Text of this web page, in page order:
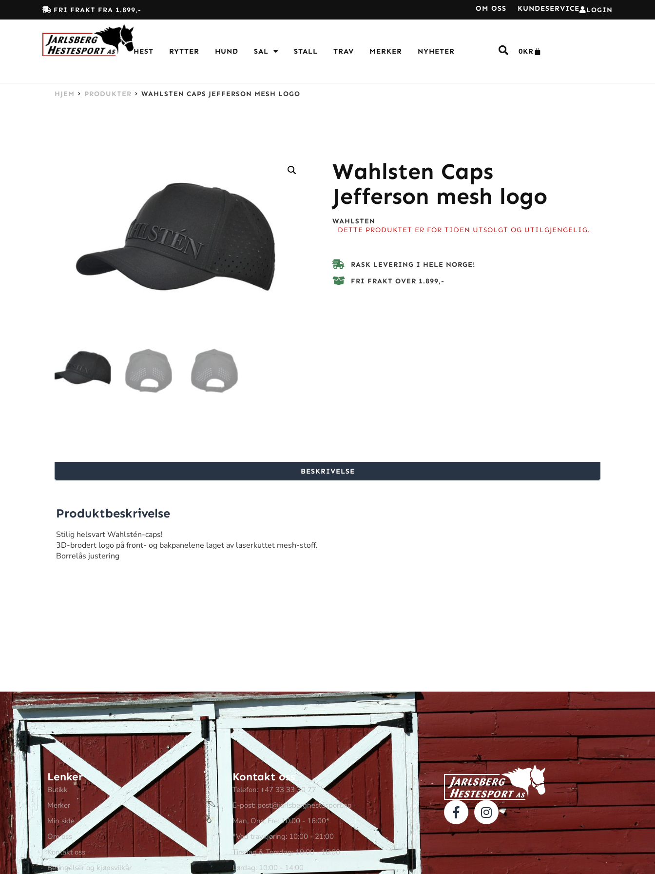
FRI FRAKT FRA 1.899,- LOGIN
OM OSS KUNDESERVICE
HEST RYTTER HUND SAL STALL TRAV MERKER NYHETER 0KR
HJEM PRODUKTER WAHLSTEN CAPS JEFFERSON MESH LOGO
Wahlsten Caps
Jefferson mesh logo
WAHLSTEN
DETTE PRODUKTET ER FOR TIDEN UTSOLGT OG UTILGJENGELIG.
RASK LEVERING I HELE NORGE!
FRI FRAKT OVER 1.899,-
BESKRIVELSE
Produktbeskrivelse
Stilig helsvart Wahlstén-caps!
3D-brodert logo på front- og bakpanelene laget av laserkuttet mesh-stoff.
Borrelås justering
Lenker
Butikk
Merker
Min side
Om oss
Kontakt oss
Betingelser og kjøpsvilkår
Kontakt oss
Telefon: +47 33 33 30 77
E-post: post@jarlsberghestesport.no
Man, Ons, Fre: 10:00 - 16:00*
*Ved travkjøring: 10:00 - 21:00
Tirsdag & Torsdag: 10:00 - 18:00
Lørdag: 10:00 - 14:00